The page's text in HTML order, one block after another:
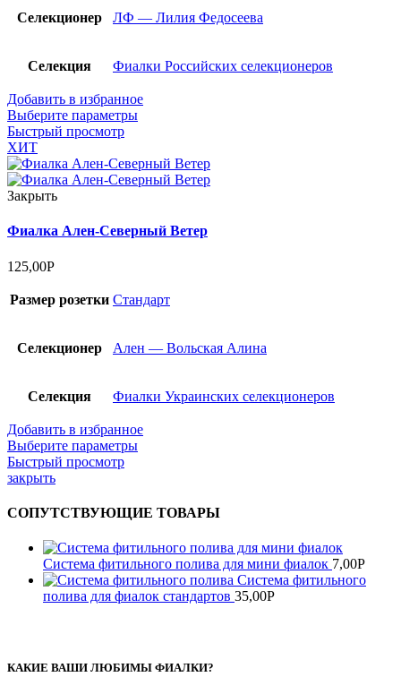
Селекционер ЛФ — Лилия Федосеева
Селекция Фиалки Российских селекционеров
Добавить в избранное
Выберите параметры
Быстрый просмотр
ХИТ
Закрыть
Фиалка Ален-Северный Ветер
125,00Р
Размер розетки Стандарт
Селекционер Ален — Вольская Алина
Селекция Фиалки Украинских селекционеров
Добавить в избранное
Выберите параметры
Быстрый просмотр
закрыть
СОПУТСТВУЮЩИЕ ТОВАРЫ
Система фитильного полива для мини фиалок 7,00Р
Система фитильного
полива для фиалок стандартов 35,00Р
КАКИЕ ВАШИ ЛЮБИМЫ ФИАЛКИ?